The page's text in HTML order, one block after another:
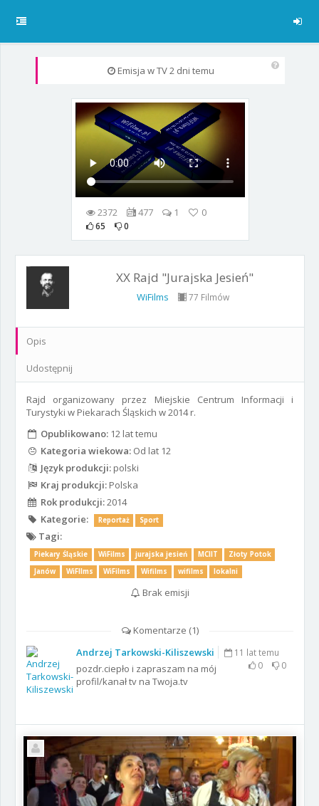
Emisja w TV2 dni temu
2372 477 1 0
65 0
XX Rajd "Jurajska Jesień"
WiFilms 77 Filmów
Opis
Udostępnij
Rajd organizowany przez Miejskie Centrum Informacji i
Turystyki w Piekarach Śląskich w 2014 r.
Opublikowano: 12 lat temu
Kategoria wiekowa:Od lat 12
Język produkcji:polski
Kraj produkcji:Polska
Rok produkcji:2014
Kategorie:
Reportaż Sport
Tagi:
Piekary Śląskie WiFilms jurajska jesień MCIIT
Złoty Potok
Janów
WiFIlms WiFilms Wifilms wifilms lokalni
Brak emisji
Komentarze (1)
Andrzej Tarkowski-Kiliszewski
11 lat temu
0
0
pozdr.ciepło i zapraszam na mój
profil/kanał tv na Twoja.tv